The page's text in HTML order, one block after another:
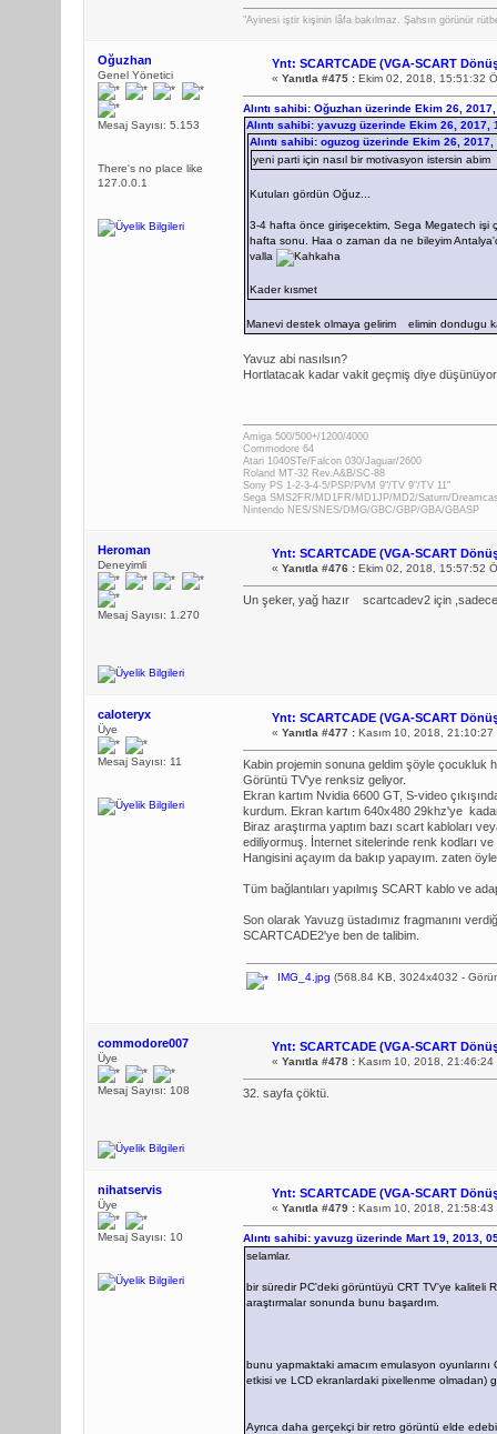
"Ayinesi iştir kişinin lâfa bakılmaz. Şahsın görünür
Oğuzhan
Genel Yönetici
Mesaj Sayısı: 5.153
There's no place like
127.0.0.1
Ynt: SCARTCADE (VGA-SCART
« Yanıtla #475 :Ekim 02, 2018, 15:51:32
Alıntı sahibi: Oğuzhan üzerinde Ekim 26,
Alıntı sahibi: yavuzg üzerinde Ekim 26, 2017,
Alıntı sahibi: oguzog üzerinde Ekim 26, 2017,
yeni parti için nasıl bir motivasyon istersin abim
Kutuları gördün Oğuz...
3-4 hafta önce girişecektim, Sega Megatech işi
hafta sonu. Haa o zaman da ne bileyim
valla
Kader kısmet
Manevi destek olmaya gelirim elimin dondugu
Yavuz abi nasılsın?
Hortlatacak kadar vakit geçmiş diye
Amiga 500/500+/1200/4000
Commodore 64
Atari 1040STe/Falcon 030/Jaguar/2600
Roland MT-32 Rev.A&B/SC-88
Sony PS 1-2-3-4-5/PSP/PVM 9"/TV 9"/TV 11"
Sega SMS2FR/MD1FR/MD1JP/MD2/Saturn/
Nintendo NES/SNES/DMG/GBC/GBP/GBA/GBASP
Heroman
Deneyimli
Mesaj Sayısı: 1.270
Ynt: SCARTCADE (VGA-SCART
« Yanıtla #476 :Ekim 02, 2018, 15:57:52
Un şeker, yağ hazır scartcadev2 için
caloteryx
Üye
Mesaj Sayısı: 11
Ynt: SCARTCADE (VGA-SCART
« Yanıtla #477 :Kasım 10, 2018, 21:10:27
Kabin projemin sonuna geldim şöyle çocukluk
Görüntü TV'ye renksiz geliyor.
Ekran kartım Nvidia 6600 GT, S-video
kurdum. Ekran kartım 640x480 29khz'ye
Biraz araştırma yaptım bazı scart kabloları
ediliyormuş. İnternet sitelerinde renk kodları
Hangisini açayım da bakıp yapayım. zaten
Tüm bağlantıları yapılmış SCART kablo ve
Son olarak Yavuzg üstadımız fragmanını
SCARTCADE2'ye ben de talibim.
IMG_4.jpg (568.84 KB, 3024x4032 -
commodore007
Üye
Mesaj Sayısı: 108
Ynt: SCARTCADE (VGA-SCART
« Yanıtla #478 :Kasım 10, 2018, 21:46:24
32. sayfa çöktü.
nihatservis
Üye
Mesaj Sayısı: 10
Ynt: SCARTCADE (VGA-SCART
« Yanıtla #479 :Kasım 10, 2018, 21:58:43
Alıntı sahibi: yavuzg üzerinde Mart 19, 2013,
selamlar.
bir süredir PC'deki görüntüyü CRT TV'ye kaliteli
araştırmalar sonunda bunu başardım.
bunu yapmaktaki amacım emulasyon
etkisi ve LCD ekranlardaki pixellenme olmadan)
Ayrıca daha gerçekçi bir retro görüntü elde